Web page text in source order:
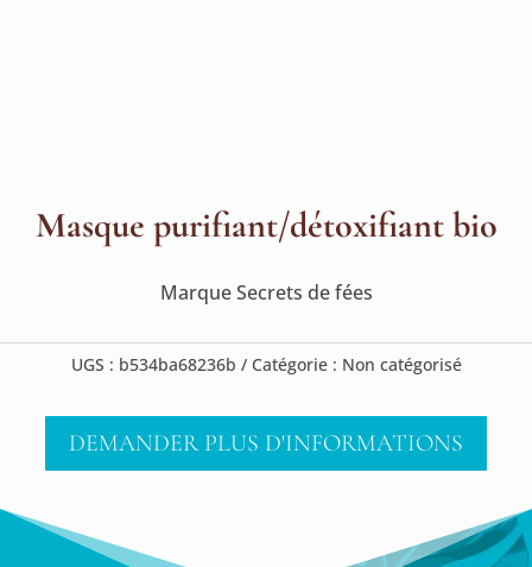
Masque purifiant/détoxifiant bio
Marque Secrets de fées
UGS : b534ba68236b Catégorie : Non catégorisé
DEMANDER PLUS D'INFORMATIONS